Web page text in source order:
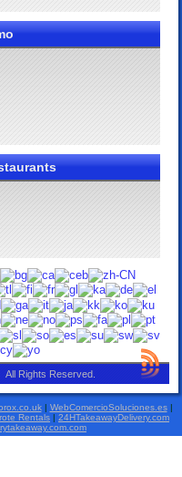
Rights Reserved.
| WebComercioSoluciones.es|
Rentals | 24HTakeawayDelivery.com